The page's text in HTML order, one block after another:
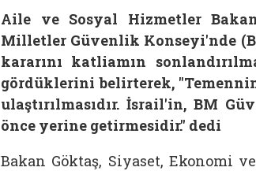
Aile ve Sosyal Hizmetler
Milletler Güvenlik Konseyi'nde
kararını katliamın
gördüklerini belirterek,
ulaştırılmasıdır. İsrail'in, BM
önce yerine getirmesidir." dedi
Bakan Göktaş, Siyaset, Ekonomi